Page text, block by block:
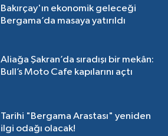
Bakırçay'ın ekonomik geleceği
Bergama’da masaya yatırıldı
Aliağa Şakran’da sıradışı bir mekân:
Bull’s Moto Cafe kapılarını açtı
Tarihi "Bergama Arastası" yeniden
ilgi odağı olacak!